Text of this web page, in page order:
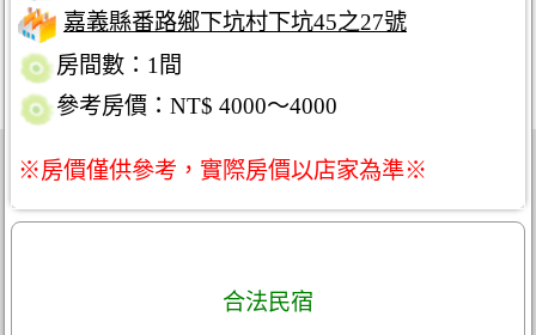
嘉義縣番路鄉下坑村下坑45之27號
房間數：1間
參考房價：NT$ 4000～4000
※房價僅供參考，實際房價以店家為準※
合法民宿